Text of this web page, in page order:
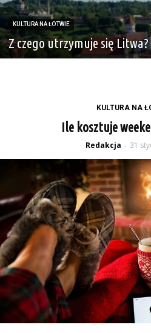
KULTURA NA ŁOTWIE
Z czego utrzymuje się Litwa?
KULTURA NA
Ile kosztuje
Redakcja - 31